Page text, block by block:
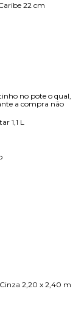
22 cm
no pote o qual,
a compra não
1,1 L
2,20 x 2,40 m